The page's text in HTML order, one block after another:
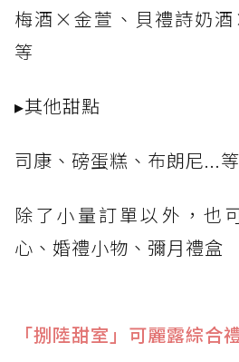
梅酒×金萱、貝禮詩奶
等
▸其他甜點
司康、磅蛋糕、布朗尼...等
除了小量訂單以外，也
心、婚禮小物、彌月禮盒
「捌陸甜室」可麗露綜合